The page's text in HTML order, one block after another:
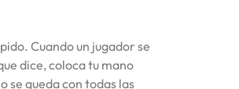
Cuando un jugador se
dice, coloca tu mano
se queda con todas las